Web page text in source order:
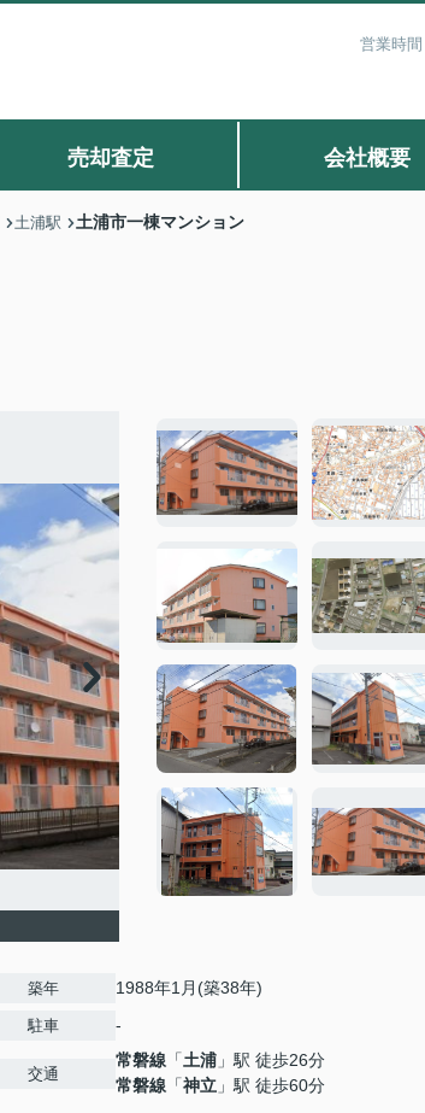
営業時
売却査定 会社概要
土浦駅 土浦市一棟マンション
築年 1988年1月(築38年)
駐車 -
交通
常磐線 「土浦 」駅 徒歩26分
常磐線 「神立 」駅 徒歩60分